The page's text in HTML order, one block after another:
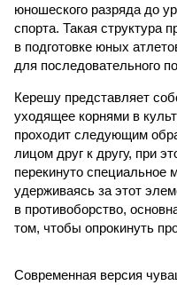
юношеского разряда до
спорта. Такая структура
в подготовке юных
для последовательного
Керешу представляет
уходящее корнями в
проходит следующим
лицом друг к другу, при
перекинуто специальное
удерживаясь за этот
в противоборство,
том, чтобы опрокинуть
Современная версия